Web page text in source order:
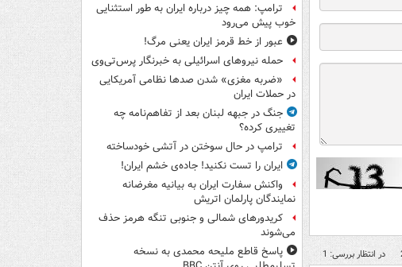
در انتظار بررسی: 1
ترامپ: همه چیز درباره ایران به طور استثنایی
خوب پیش می‌رود
عبور از خط قرمز ایران یعنی مرگ!
حمله نیروهای اسرائیلی به خبرنگار پرس‌تی‌وی
«ضربه مغزی» شدن صدها نظامی آمریکایی
در حملات ایران
جنگ در جبهه لبنان بعد از تفاهم‌نامه چه
تغییری کرده؟
ترامپ در حال سوختن در آتشی خودساخته
ایران را تست نکنید! جاده‌ی خشم ایران!
واکنش سفارت ایران به بیانیه مغرضانه
نمایندگان پارلمان اتریش
کریدورهای شمالی و جنوبی تنگه هرمز حذف
می‌شوند
پاسخ قاطع ملیحه محمدی به نسخه